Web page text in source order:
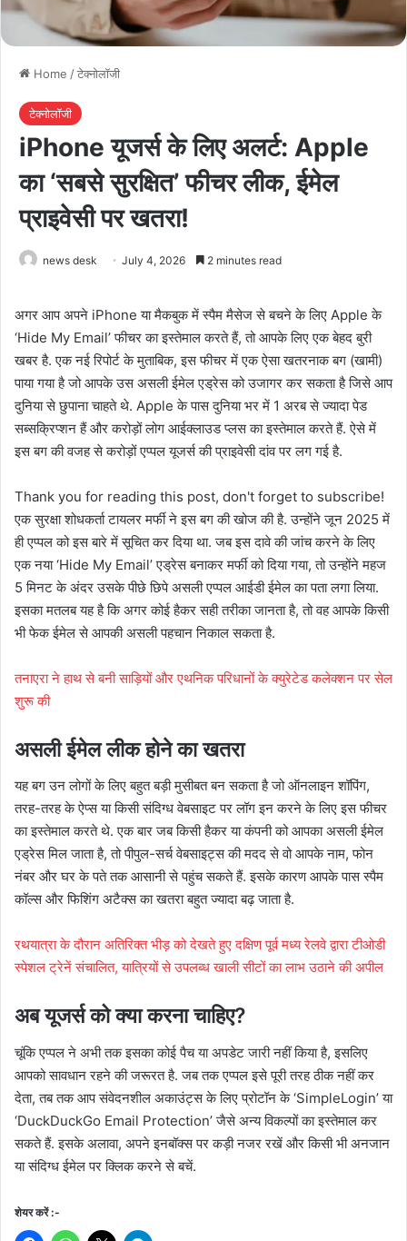
Home /टेक्नोलॉजी
टेक्नोलॉजी
iPhone यूजर्स के लिए अलर्ट: Apple
का ‘सबसे सुरक्षित’ फीचर लीक, ईमेल
प्राइवेसी पर खतरा!
news desk July 4, 2026 2 minutes read
अगर आप अपने iPhone या मैकबुक में स्पैम मैसेज से बचने के लिए Apple के
‘Hide My Email’ फीचर का इस्तेमाल करते हैं, तो आपके लिए एक बेहद बुरी
खबर है. एक नई रिपोर्ट के मुताबिक, इस फीचर में एक ऐसा खतरनाक बग (खामी)
पाया गया है जो आपके उस असली ईमेल एड्रेस को उजागर कर सकता है जिसे आप
दुनिया से छुपाना चाहते थे. Apple के पास दुनिया भर में 1 अरब से ज्यादा पेड
सब्सक्रिप्शन हैं और करोड़ों लोग आईक्लाउड प्लस का इस्तेमाल करते हैं. ऐसे में
इस बग की वजह से करोड़ों एप्पल यूजर्स की प्राइवेसी दांव पर लग गई है.
Thank you for reading this post, don't forget to subscribe!
एक सुरक्षा शोधकर्ता टायलर मर्फी ने इस बग की खोज की है. उन्होंने जून 2025 में
ही एप्पल को इस बारे में सूचित कर दिया था. जब इस दावे की जांच करने के लिए
एक नया ‘Hide My Email’ एड्रेस बनाकर मर्फी को दिया गया, तो उन्होंने महज
5 मिनट के अंदर उसके पीछे छिपे असली एप्पल आईडी ईमेल का पता लगा लिया.
इसका मतलब यह है कि अगर कोई हैकर सही तरीका जानता है, तो वह आपके किसी
भी फेक ईमेल से आपकी असली पहचान निकाल सकता है.
तनाएरा ने हाथ से बनी साड़ियों और एथनिक परिधानों के क्युरेटेड कलेक्शन पर सेल
शुरू की
असली ईमेल लीक होने का खतरा
यह बग उन लोगों के लिए बहुत बड़ी मुसीबत बन सकता है जो ऑनलाइन शॉपिंग,
तरह-तरह के ऐप्स या किसी संदिग्ध वेबसाइट पर लॉग इन करने के लिए इस फीचर
का इस्तेमाल करते थे. एक बार जब किसी हैकर या कंपनी को आपका असली ईमेल
एड्रेस मिल जाता है, तो पीपुल-सर्च वेबसाइट्स की मदद से वो आपके नाम, फोन
नंबर और घर के पते तक आसानी से पहुंच सकते हैं. इसके कारण आपके पास स्पैम
कॉल्स और फिशिंग अटैक्स का खतरा बहुत ज्यादा बढ़ जाता है.
रथयात्रा के दौरान अतिरिक्त भीड़ को देखते हुए दक्षिण पूर्व मध्य रेलवे द्वारा टीओडी
स्पेशल ट्रेनें संचालित, यात्रियों से उपलब्ध खाली सीटों का लाभ उठाने की अपील
अब यूजर्स को क्या करना चाहिए?
चूंकि एप्पल ने अभी तक इसका कोई पैच या अपडेट जारी नहीं किया है, इसलिए
आपको सावधान रहने की जरूरत है. जब तक एप्पल इसे पूरी तरह ठीक नहीं कर
देता, तब तक आप संवेदनशील अकाउंट्स के लिए प्रोटॉन के ‘SimpleLogin’ या
‘DuckDuckGo Email Protection’ जैसे अन्य विकल्पों का इस्तेमाल कर
सकते हैं. इसके अलावा, अपने इनबॉक्स पर कड़ी नजर रखें और किसी भी अनजान
या संदिग्ध ईमेल पर क्लिक करने से बचें.
शेयर करें :-